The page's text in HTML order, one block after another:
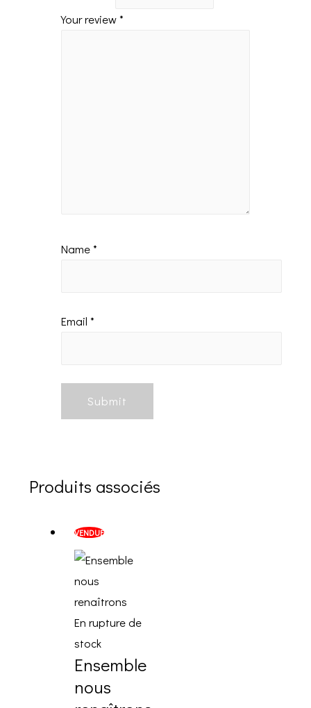
Your review*
Name*
Email*
Produits associés
VENDUE
En rupture de
stock
Ensemble
nous